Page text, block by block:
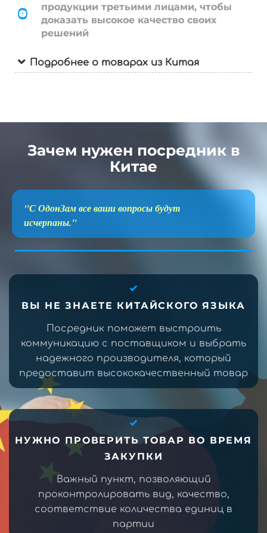
продукции третьими лицами, чтобы
доказать высокое качество своих
решений
Подробнее о товарах из Китая
Зачем нужен посредник в
Китае
"С ОдонЗам все ваши вопросы будут
исчерпаны."
ВЫ НЕ ЗНАЕТЕ КИТАЙСКОГО ЯЗЫКА
Посредник поможет выстроить
коммуникацию с поставщиком и выбрать
надежного производителя, который
предоставит высококачественный товар
НУЖНО ПРОВЕРИТЬ ТОВАР ВО ВРЕМЯ
ЗАКУПКИ
Важный пункт, позволяющий
проконтролировать вид, качество,
соответствие количества единиц в
партии